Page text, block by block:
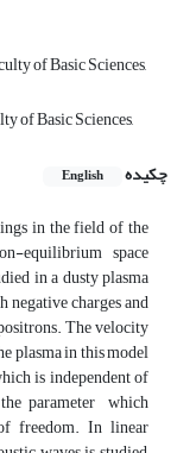
of Basic Sciences,
of Basic Sciences,
چکیده
English
in the field of the
equilibrium space
in a dusty plasma
charges and
The velocity
plasma in this model
is independent of
parameter which
freedom. In linear